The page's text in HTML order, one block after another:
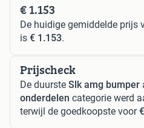
€ 1.153
De huidige gemiddelde prijs
is € 1.153.
Prijscheck
De duurste Slk amg bumper
onderdelen categorie werd
terwijl de goedkoopste voor